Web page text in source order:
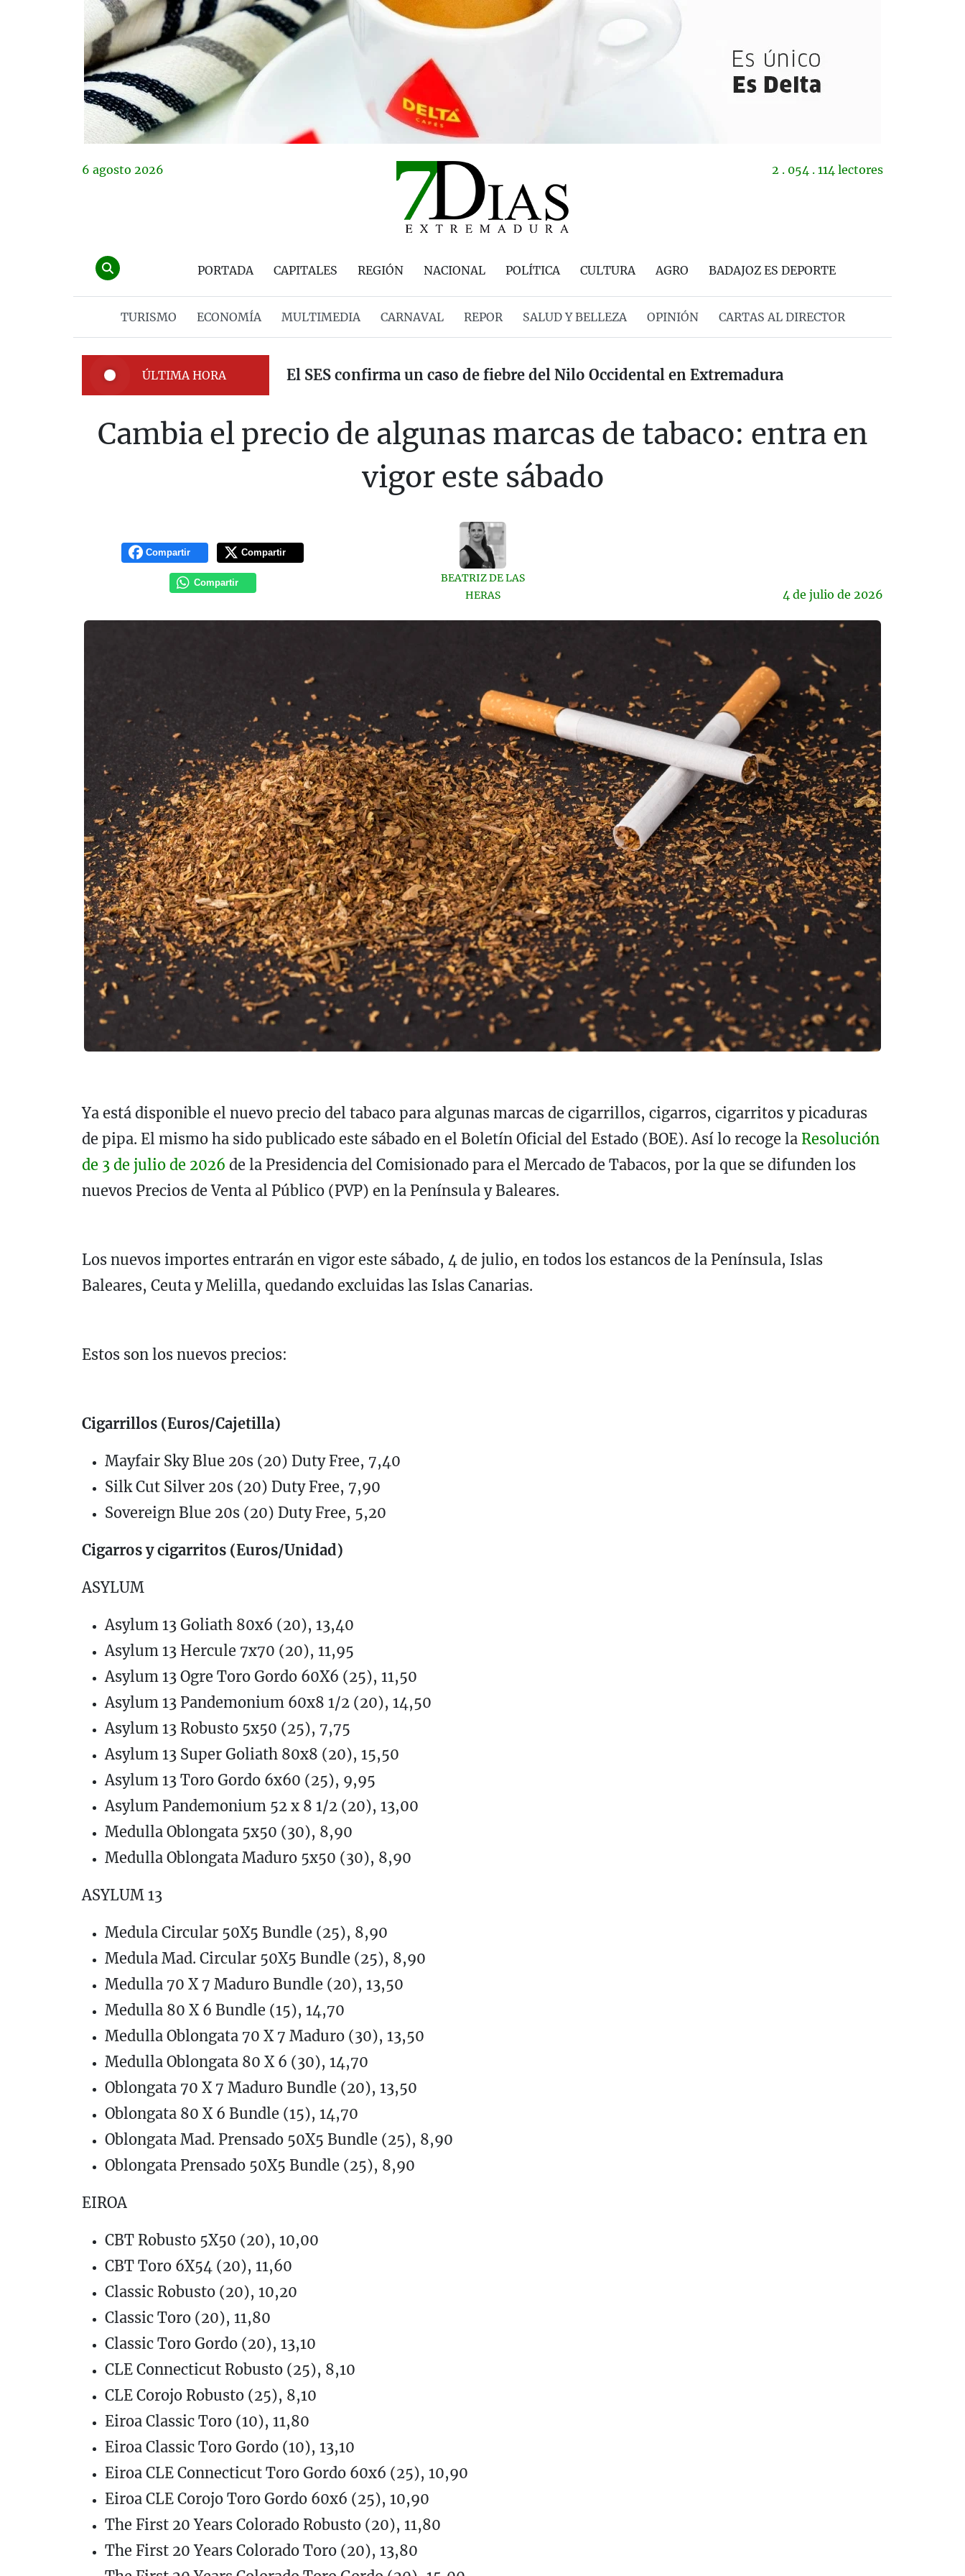
6 agosto 2026 2 . 054 . 114 lectores
PORTADA CAPITALES REGIÓN NACIONAL POLÍTICA CULTURA AGRO BADAJOZ ES DEPORTE
TURISMO ECONOMÍA MULTIMEDIA CARNAVAL REPOR SALUD Y BELLEZA OPINIÓN CARTAS AL DIRECTOR
ÚLTIMA HORA El SES confirma un caso de fiebre del Nilo Occidental en Extremadura
Cambia el precio de algunas marcas de tabaco: entra en
vigor este sábado
Compartir Compartir
Compartir
BEATRIZ DE LAS
HERAS
4 de julio de 2026
Ya está disponible el nuevo precio del tabaco para algunas marcas de cigarrillos, cigarros, cigarritos y picaduras
de pipa. El mismo ha sido publicado este sábado en el Boletín Oficial del Estado (BOE). Así lo recoge la Resolución
de 3 de julio de 2026 de la Presidencia del Comisionado para el Mercado de Tabacos, por la que se difunden los
nuevos Precios de Venta al Público (PVP) en la Península y Baleares.
Los nuevos importes entrarán en vigor este sábado, 4 de julio, en todos los estancos de la Península, Islas
Baleares, Ceuta y Melilla, quedando excluidas las Islas Canarias.
Estos son los nuevos precios:
Cigarrillos (Euros/Cajetilla)
Mayfair Sky Blue 20s (20) Duty Free, 7,40
Silk Cut Silver 20s (20) Duty Free, 7,90
Sovereign Blue 20s (20) Duty Free, 5,20
Cigarros y cigarritos (Euros/Unidad)
ASYLUM
Asylum 13 Goliath 80x6 (20), 13,40
Asylum 13 Hercule 7x70 (20), 11,95
Asylum 13 Ogre Toro Gordo 60X6 (25), 11,50
Asylum 13 Pandemonium 60x8 1/2 (20), 14,50
Asylum 13 Robusto 5x50 (25), 7,75
Asylum 13 Super Goliath 80x8 (20), 15,50
Asylum 13 Toro Gordo 6x60 (25), 9,95
Asylum Pandemonium 52 x 8 1/2 (20), 13,00
Medulla Oblongata 5x50 (30), 8,90
Medulla Oblongata Maduro 5x50 (30), 8,90
ASYLUM 13
Medula Circular 50X5 Bundle (25), 8,90
Medula Mad. Circular 50X5 Bundle (25), 8,90
Medulla 70 X 7 Maduro Bundle (20), 13,50
Medulla 80 X 6 Bundle (15), 14,70
Medulla Oblongata 70 X 7 Maduro (30), 13,50
Medulla Oblongata 80 X 6 (30), 14,70
Oblongata 70 X 7 Maduro Bundle (20), 13,50
Oblongata 80 X 6 Bundle (15), 14,70
Oblongata Mad. Prensado 50X5 Bundle (25), 8,90
Oblongata Prensado 50X5 Bundle (25), 8,90
EIROA
CBT Robusto 5X50 (20), 10,00
CBT Toro 6X54 (20), 11,60
Classic Robusto (20), 10,20
Classic Toro (20), 11,80
Classic Toro Gordo (20), 13,10
CLE Connecticut Robusto (25), 8,10
CLE Corojo Robusto (25), 8,10
Eiroa Classic Toro (10), 11,80
Eiroa Classic Toro Gordo (10), 13,10
Eiroa CLE Connecticut Toro Gordo 60x6 (25), 10,90
Eiroa CLE Corojo Toro Gordo 60x6 (25), 10,90
The First 20 Years Colorado Robusto (20), 11,80
The First 20 Years Colorado Toro (20), 13,80